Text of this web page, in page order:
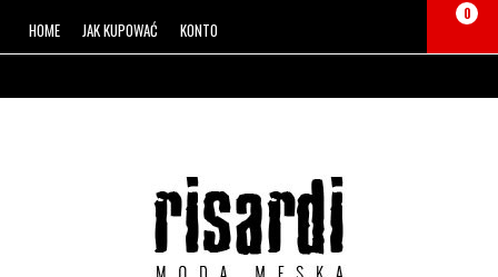
HOME JAK KUPOWAĆ KONTO
0